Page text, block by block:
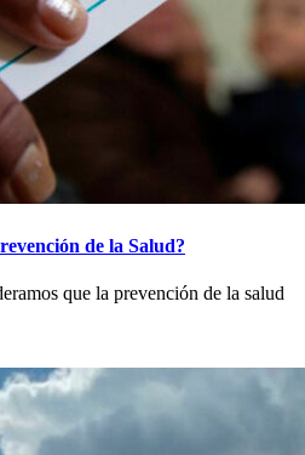
de la Salud?
que la prevención de la salud